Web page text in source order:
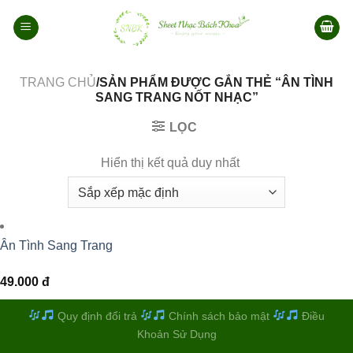
qua
TRANG CHỦ/SẢN PHẨM ĐƯỢC GẮN THẺ “ÂN TÌNH
SANG TRANG NỐT NHẠC”
LỌC
Hiển thị kết quả duy nhất
Ân Tình Sang Trang
49.000 đ
Quy định đổi trả Chính sách bảo mật
Điều
Khoản Sử Dụng